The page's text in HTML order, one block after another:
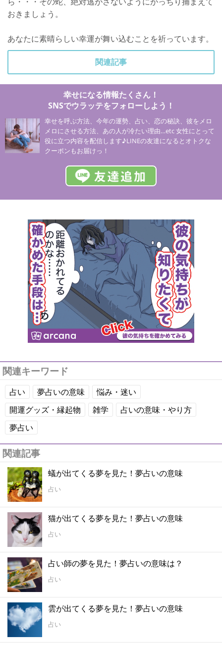
おきましょう。
あなたに素晴らしい幸運が舞い込むことを祈っています。
関連記事
幸せになる情報たくさん！
SNSでウラッテをフォローしよう！
幸せを呼ぶ方法、今年の運勢、占い、恋の秘訣、彼をメロ
メロにさせる方法、あの人が冷たい理由…etc 女性にとって
役に立つ内容を配信します♪LINEの友達になるとオトクな
クーポンもお届けっ！
関連キーワード
占い 夢占いの意味
悩み・迷い
開運グッズ・縁起物
雑学
占いの意味・やり方
夢占い
関連記事
蟻が出てくる夢を見た！夢占いの意味
占い
猫が出てくる夢を見た！夢占いの意味
占い
占い師の夢を見た！夢占いの意味は？
占い
雲が出てくる夢を見た！夢占いの意味
占い